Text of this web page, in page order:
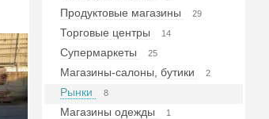
Продуктовые магазины 29
Торговые центры 14
Супермаркеты 25
Магазины-салоны, бутики 2
Рынки 8
Магазины одежды 1